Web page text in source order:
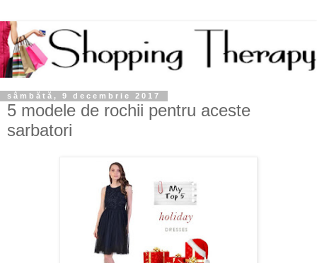
sâmbătă, 9 decembrie 2017
5 modele de rochii pentru aceste
sarbatori